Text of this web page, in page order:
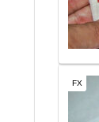
FX